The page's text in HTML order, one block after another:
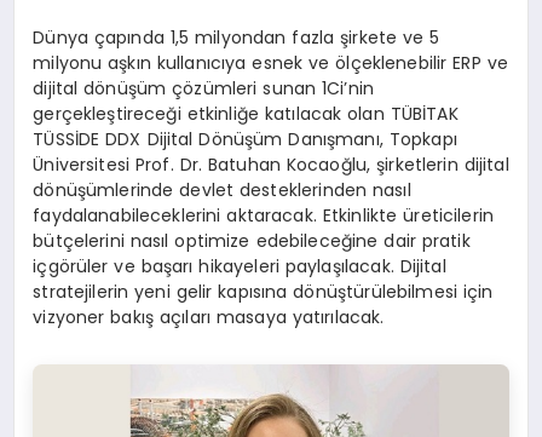
Dünya çapında 1,5 milyondan fazla şirkete ve 5
milyonu aşkın kullanıcıya esnek ve ölçeklenebilir ERP ve
dijital dönüşüm çözümleri sunan 1Ci’nin
gerçekleştireceği etkinliğe katılacak olan TÜBİTAK
TÜSSİDE DDX Dijital Dönüşüm Danışmanı, Topkapı
Üniversitesi Prof. Dr. Batuhan Kocaoğlu, şirketlerin dijital
dönüşümlerinde devlet desteklerinden nasıl
faydalanabileceklerini aktaracak. Etkinlikte üreticilerin
bütçelerini nasıl optimize edebileceğine dair pratik
içgörüler ve başarı hikayeleri paylaşılacak. Dijital
stratejilerin yeni gelir kapısına dönüştürülebilmesi için
vizyoner bakış açıları masaya yatırılacak.